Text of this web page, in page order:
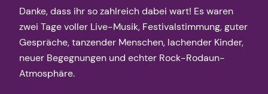
Danke, dass ihr so zahlreich dabei wart! Es waren
zwei Tage voller Live-Musik, Festivalstimmung, guter
Gespräche, tanzender Menschen, lachender Kinder,
neuer Begegnungen und echter Rock-Rodaun-
Atmosphäre.